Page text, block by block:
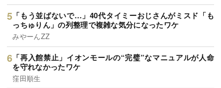
「もう並ばないで…」40代タイミーおじさんがミスド「も
っちゅりん」の列整理で複雑な気分になったワケ
みやーんZZ
「再入館禁止」イオンモールの“完璧”なマニュアルが人命
を守れなかったワケ
窪田順生